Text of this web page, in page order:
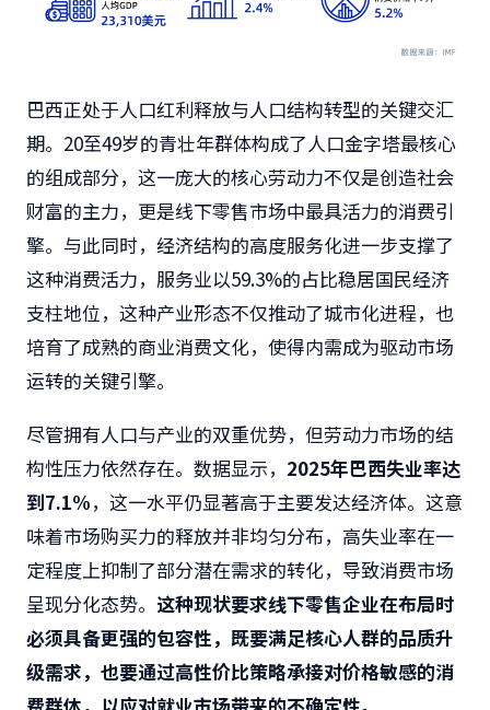
巴西正处于人口红利释放与人口结构转型的关键交汇
期。20至49岁的青壮年群体构成了人口金字塔最核心
的组成部分，这一庞大的核心劳动力不仅是创造社会
财富的主力，更是线下零售市场中最具活力的消费引
擎。与此同时，经济结构的高度服务化进一步支撑了
这种消费活力，服务业以59.3%的占比稳居国民经济
支柱地位，这种产业形态不仅推动了城市化进程，也
培育了成熟的商业消费文化，使得内需成为驱动市场
运转的关键引擎。
尽管拥有人口与产业的双重优势，但劳动力市场的结
构性压力依然存在。数据显示， 2025年巴西失业率达
到7.1%，这一水平仍显著高于主要发达经济体。这意
味着市场购买力的释放并非均匀分布，高失业率在一
定程度上抑制了部分潜在需求的转化，导致消费市场
呈现分化态势。 这种现状要求线下零售企业在布局时
必须具备更强的包容性，既要满足核心人群的品质升
级需求，也要通过高性价比策略承接对价格敏感的消